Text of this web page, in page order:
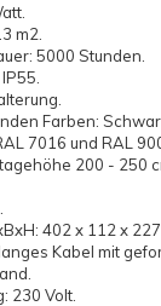
m2.
5000 Stunden.
Farben:
7016 und RAL
200 - 250
402 x 112 x 227
Kabel mit
230 Volt.